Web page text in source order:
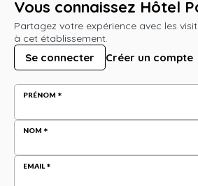
Vous connaissez Hôtel
Partagez votre expérience avec les
à cet établissement.
Se connecter Créer un compte
PRÉNOM
NOM
EMAIL